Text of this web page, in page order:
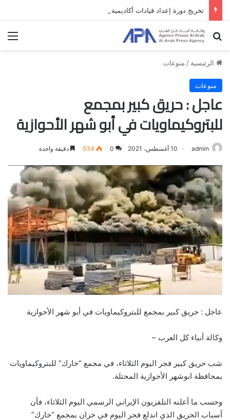
بحث عن
الرئيسية / منوعات
منوعات
عاجل : حريق كبير بمجمع
للبتروكيماويات في أبو شهر الأحوازية
admin 10 أغسطس، 2021 0
534 دقيقة واحدة
عاجل : حريق كبير بمجمع للبتروكيماويات في أبو شهر الأحوازية
وكالة أنباء كل العرب –
شب حريق كبير فجر اليوم الثلاثاء، في مجمع “خارك” للبتروكيماويات
بمحافظة ابوشهر الأحوازية المحتلة.
وحسب ما أعلنه التلفزيون الإيراني الرسمي اليوم الثلاثاء، فأن
أسباب الحريق الذي اندلع فجر اليوم في خزان بمجمع “خارك”